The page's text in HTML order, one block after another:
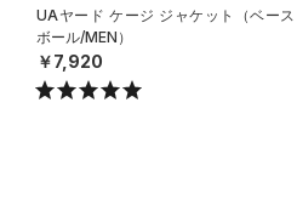
UAヤード ケージ ジャケット（ベース
ボール/MEN）
￥7,920